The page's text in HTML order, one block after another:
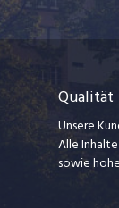
Qualität
Unsere
Alle
sowie